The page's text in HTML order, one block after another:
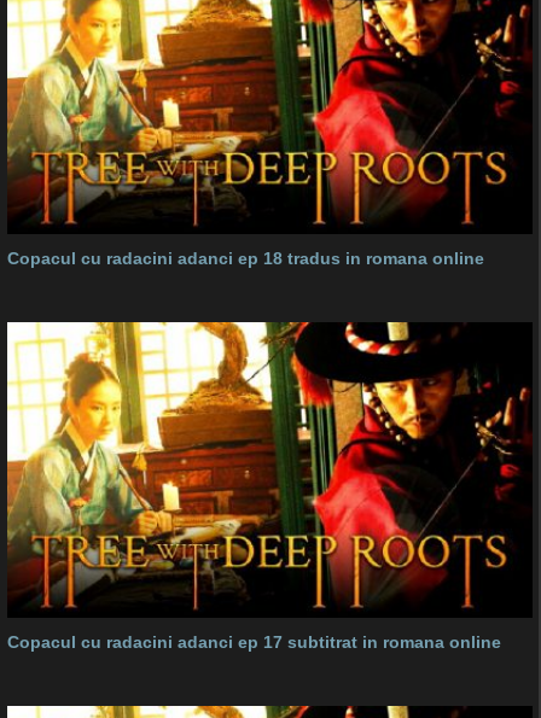
Copacul cu radacini adanci ep 18 tradus in romana online
Copacul cu radacini adanci ep 17 subtitrat in romana online